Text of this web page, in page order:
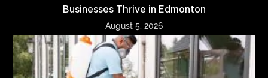
Businesses Thrive in Edmonton
August 5, 2026